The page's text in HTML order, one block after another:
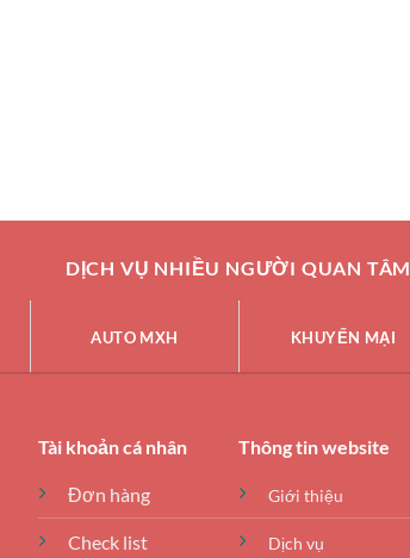
DỊCH VỤ NHIỀU NGƯỜI QUAN TÂM
AUTO MXH KHUYẾN MẠI
Tài khoản cá nhân
Đơn hàng
Check list
Thông tin website
Giới thiệu
Dịch vụ